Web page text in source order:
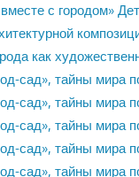
с городом»
как
сад», тайны мира
сад», тайны мира
сад», тайны мира
сад», тайны мира
сад», тайны мира